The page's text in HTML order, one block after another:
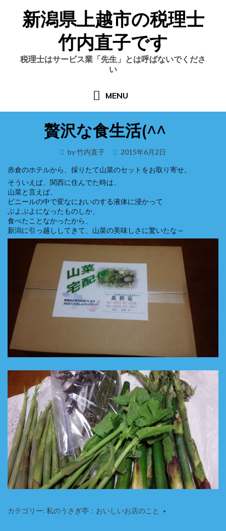
content
新潟県上越市の税理士
竹内直子です
税理士はサービス業「先生」とは呼ばないでくださ
い
MENU
贅沢な食生活(^^ゞ
by竹内直子
Posted
2015年6月2日
赤倉のホテルから、採りたて山菜のセットをお取り寄せ。
そういえば、関西に住んでた時は、
山菜と言えば、
ビニールの中で変なにおいのする液体に浸かって
ぶよぶよになったものしか、
食べたことなかったから、
新潟に引っ越ししてきて、山菜の美味しさに驚いたな～
カテゴリー: 私のうさぎ亭：おいしいお店のこと